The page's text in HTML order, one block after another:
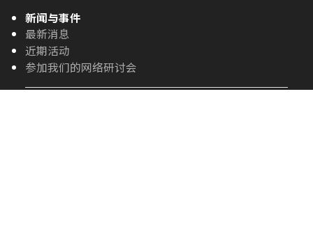
新闻与事件
最新消息
近期活动
参加我们的网络研讨会